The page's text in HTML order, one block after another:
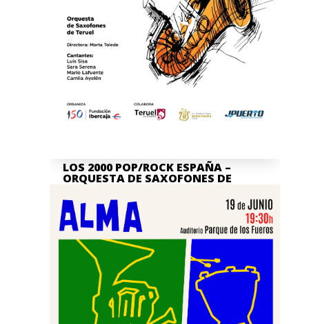
LOS 2000 POP/ROCK ESPAÑA –
ORQUESTA DE SAXOFONES DE
TERUEL
Jul 7, 2026
La actividad en nuestra Asociación
Cultural Banda de Música "Santa Cecilia"
de Teruel no para, y por ello queremos
invitaros, junto a la...